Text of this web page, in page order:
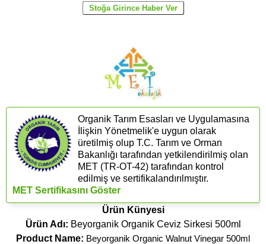
Organik Tarım Esasları ve Uygulamasına
İlişkin Yönetmelik'e uygun olarak
üretilmiş olup T.C. Tarım ve Orman
Bakanlığı tarafından yetkilendirilmiş olan
MET (TR-OT-42) tarafından kontrol
edilmiş ve sertifikalandırılmıştır.
MET Sertifikasını Göster
Ürün Künyesi
Ürün Adı: Beyorganik Organik Ceviz Sirkesi 500ml
Product Name: Beyorganik Organic Walnut Vinegar 500ml